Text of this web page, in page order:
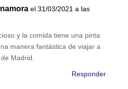
el 31/03/2021 a las
y la comida tiene una pinta
manera fantástica de viajar a
Madrid.
Responder